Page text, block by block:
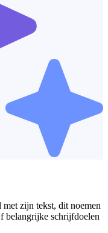
zijn tekst, dit noemen
belangrijke schrijfdoelen